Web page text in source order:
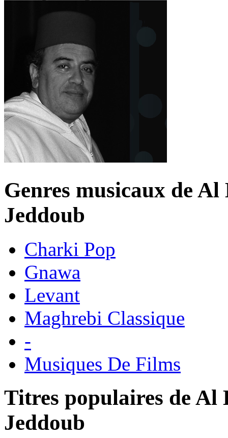
Genres musicaux de
Jeddoub
Charki Pop
Gnawa
Levant
Maghrebi Classique
-
Musiques De Films
Titres populaires de Al
Jeddoub